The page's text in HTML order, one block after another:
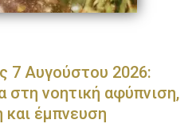
7 Αυγούστου 2026:
νοητική αφύπνιση,
και έμπνευση